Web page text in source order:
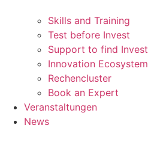
Skills and Training
Test before Invest
Support to find Invest
Innovation Ecosystem
Rechencluster​
Book an Expert
Veranstaltungen
News